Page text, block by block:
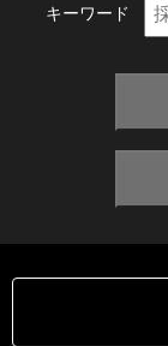
キーワード